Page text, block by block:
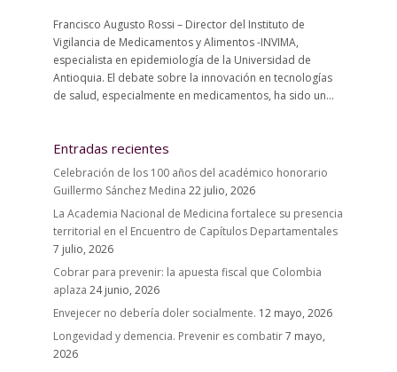
Francisco Augusto Rossi – Director del Instituto de
Vigilancia de Medicamentos y Alimentos -INVIMA,
especialista en epidemiología de la Universidad de
Antioquia. El debate sobre la innovación en tecnologías
de salud, especialmente en medicamentos, ha sido un...
Entradas recientes
Celebración de los 100 años del académico honorario
Guillermo Sánchez Medina 22 julio, 2026
La Academia Nacional de Medicina fortalece su presencia
territorial en el Encuentro de Capítulos Departamentales
7 julio, 2026
Cobrar para prevenir: la apuesta fiscal que Colombia
aplaza 24 junio, 2026
Envejecer no debería doler socialmente. 12 mayo, 2026
Longevidad y demencia. Prevenir es combatir7 mayo,
2026